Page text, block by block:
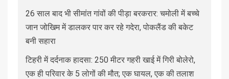
26 साल बाद भी सीमांत गांवों की पीड़ा बरकरार: चमोली में बच्चे
जान जोखिम में डालकर पार कर रहे गदेरा, पोकलैंड की बकेट
बनी सहारा
टिहरी में दर्दनाक हादसा: 250 मीटर गहरी खाई में गिरी बोलेरो,
एक ही परिवार के 5 लोगों की मौत; एक घायल, एक की तलाश